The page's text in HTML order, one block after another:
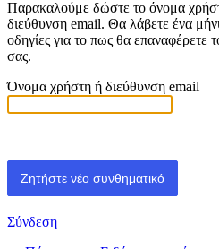
Παρακαλούμε δώστε το όνομα
διεύθυνση email. Θα λάβετε ένα
οδηγίες για το πως θα επαναφέρετε
σας.
Όνομα χρήστη ή διεύθυνση email
Σύνδεση